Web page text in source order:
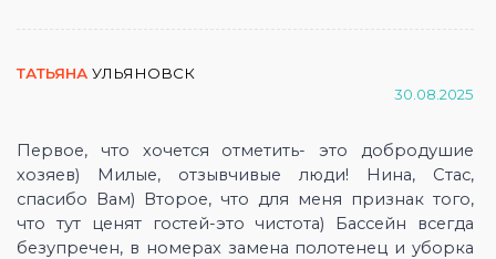
ТАТЬЯНА УЛЬЯНОВСК
30.08.2025
Первое, что хочется отметить- это добродушие
хозяев) Милые, отзывчивые люди! Нина, Стас,
спасибо Вам) Второе, что для меня признак того,
что тут ценят гостей-это чистота) Бассейн всегда
безупречен, в номерах замена полотенец и уборка